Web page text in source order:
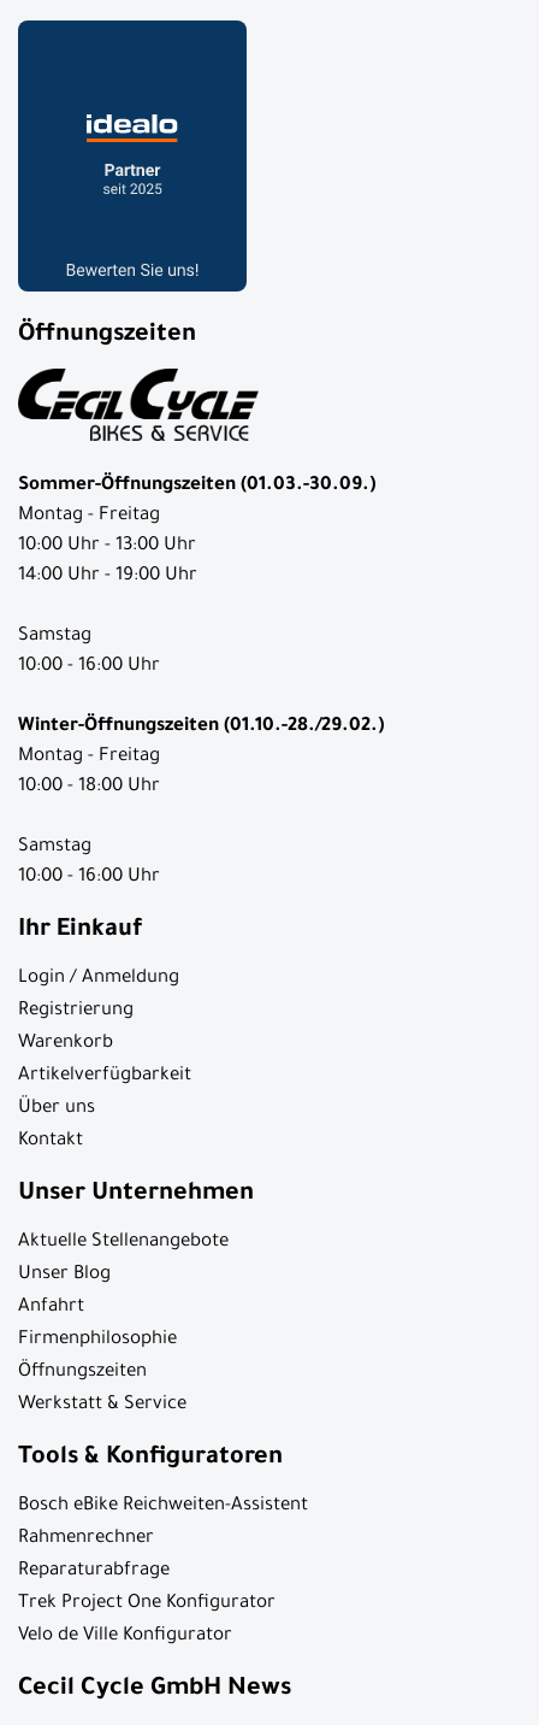
Öffnungszeiten
Sommer-Öffnungszeiten (01.03.-30.09.)
Montag - Freitag
10:00 Uhr - 13:00 Uhr
14:00 Uhr - 19:00 Uhr
Samstag
10:00 - 16:00 Uhr
Winter-Öffnungszeiten (01.10.-28./29.02.)
Montag - Freitag
10:00 - 18:00 Uhr
Samstag
10:00 - 16:00 Uhr
Ihr Einkauf
Login / Anmeldung
Registrierung
Warenkorb
Artikelverfügbarkeit
Über uns
Kontakt
Unser Unternehmen
Aktuelle Stellenangebote
Unser Blog
Anfahrt
Firmenphilosophie
Öffnungszeiten
Werkstatt & Service
Tools & Konfiguratoren
Bosch eBike Reichweiten-Assistent
Rahmenrechner
Reparaturabfrage
Trek Project One Konfigurator
Velo de Ville Konfigurator
Cecil Cycle GmbH News